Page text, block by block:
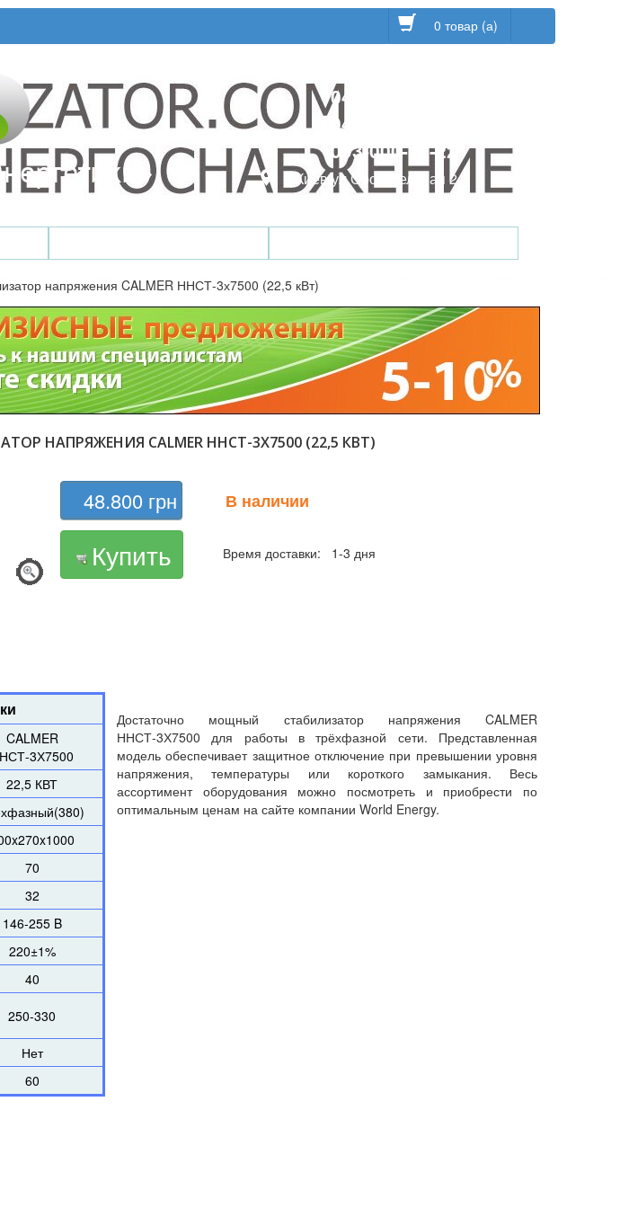
0 товар (а)
044-228-93-95
044-228-93-97
093-000-12-22
г.Киев ул.Оросительная 2
напряжения CALMER ННСТ-3х7500 (22,5 кВт)
НАПРЯЖЕНИЯ CALMER ННСТ-3Х7500 (22,5 КВТ)
48.800 грн
Купить
В наличии
Время доставки: 1-3 дня
CALMER
3Х7500
22,5 КВТ
70
32
146-255 B
220±1%
40
250-330
Нет
60
Достаточно мощный стабилизатор напряжения CALMER
ННСТ-3Х7500 для работы в трёхфазной сети. Представленная
модель обеспечивает защитное отключение при превышении уровня
напряжения, температуры или короткого замыкания. Весь
ассортимент оборудования можно посмотреть и приобрести по
оптимальным ценам на сайте компании World Energy.